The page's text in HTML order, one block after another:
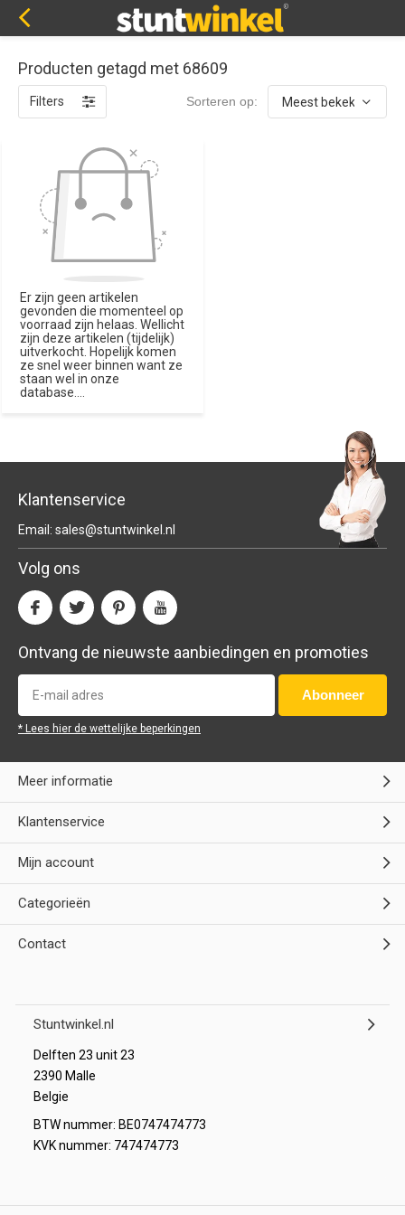
Producten getagd met 68609
Filters Sorteren op:
Er zijn geen artikelen
gevonden die momenteel op
voorraad zijn helaas. Wellicht
zijn deze artikelen (tijdelijk)
uitverkocht. Hopelijk komen
ze snel weer binnen want ze
staan wel in onze
database....
Klantenservice
Email: sales@stuntwinkel.nl
Volg ons
Ontvang de nieuwste aanbiedingen en promoties
Abonneer
* Lees hier de wettelijke beperkingen
Meer informatie
Klantenservice
Mijn account
Categorieën
Contact
Stuntwinkel.nl
Delften 23 unit 23
2390 Malle
Belgie
BTW nummer: BE0747474773
KVK nummer: 747474773